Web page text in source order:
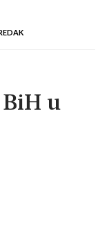
u